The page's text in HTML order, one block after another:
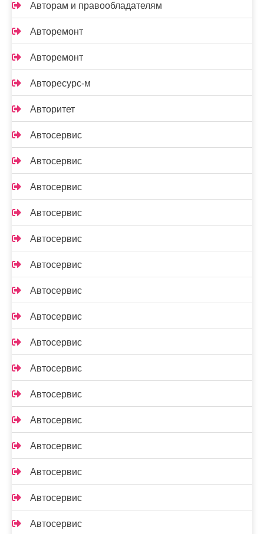
Авторам и правообладателям
Авторемонт
Авторемонт
Авторесурс-м
Авторитет
Автосервис
Автосервис
Автосервис
Автосервис
Автосервис
Автосервис
Автосервис
Автосервис
Автосервис
Автосервис
Автосервис
Автосервис
Автосервис
Автосервис
Автосервис
Автосервис